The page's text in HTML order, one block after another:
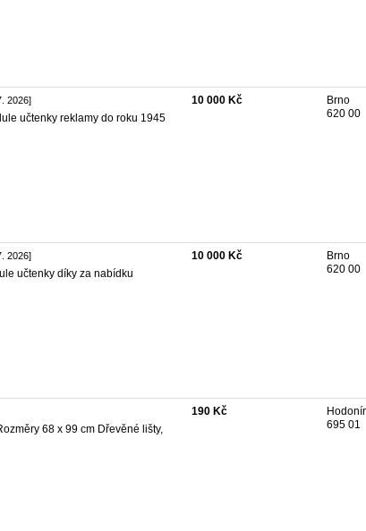
2026]
učtenky reklamy do roku 1945
10 000 Kč
Brno
620 00
2026]
učtenky díky za nabídku
10 000 Kč
Brno
620 00
68 x 99 cm Dřevěné lišty,
190 Kč
695 01